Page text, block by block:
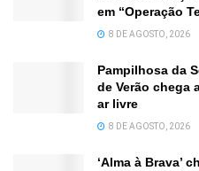
em “Operação
8 DE AGOSTO, 2026
Pampilhosa da
de Verão chega
ar livre
8 DE AGOSTO, 2026
‘Alma à Brava’